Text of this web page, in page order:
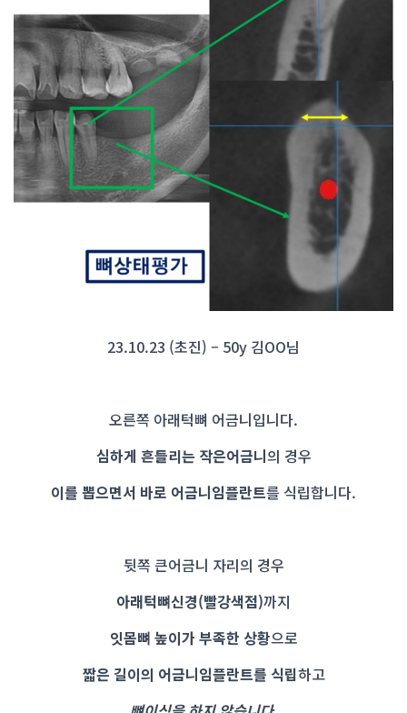
23.10.23 (초진) – 50y 김OO님
오른쪽 아래턱뼈 어금니입니다.
심하게 흔들리는 작은어금니의 경우
이를 뽑으면서 바로 어금니임플란트를 식립합니다.
뒷쪽 큰어금니 자리의 경우
아래턱뼈신경(빨강색점)까지
잇몸뼈 높이가 부족한 상황으로
짧은 길이의 어금니임플란트를 식립하고